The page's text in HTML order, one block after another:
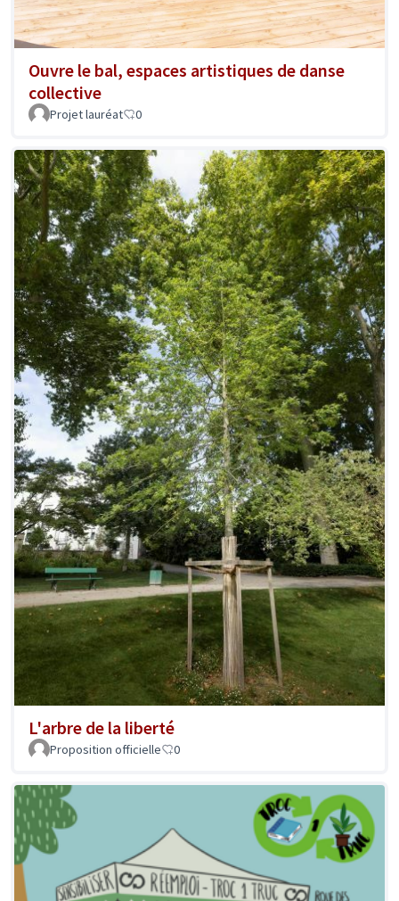
Ouvre le bal, espaces artistiques de danse
collective
Projet lauréat 0
L'arbre de la liberté
Proposition officielle 0